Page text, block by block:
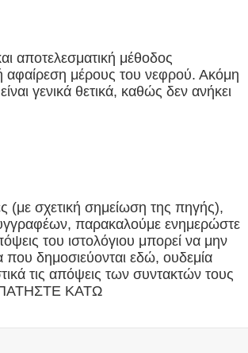
αποτελεσματική μέθοδος
αφαίρεση μέρους του νεφρού. Ακόμη
γενικά θετικά, καθώς δεν ανήκει
(με σχετική σημείωση της πηγής),
παρακαλούμε ενημερώστε
του ιστολόγιου μπορεί να μην
δημοσιεύονται εδώ, ουδεμία
τις απόψεις των συντακτών τους
ΚΑΤΩ